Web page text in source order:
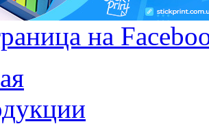
на